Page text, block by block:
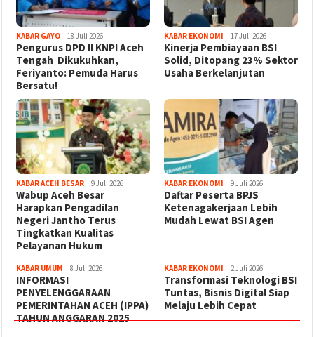
KABAR GAYO 18 Juli 2026
‎Pengurus DPD II KNPI Aceh
Tengah Dikukuhkan,
Feriyanto: Pemuda Harus
Bersatu!
KABAR EKONOMI 17 Juli 2026
Kinerja Pembiayaan BSI
Solid, Ditopang 23% Sektor
Usaha Berkelanjutan
KABAR ACEH BESAR 9 Juli 2026
Wabup Aceh Besar
Harapkan Pengadilan
Negeri Jantho Terus
Tingkatkan Kualitas
Pelayanan Hukum
KABAR EKONOMI 9 Juli 2026
Daftar Peserta BPJS
Ketenagakerjaan Lebih
Mudah Lewat BSI Agen
KABAR UMUM 8 Juli 2026
INFORMASI
PENYELENGGARAAN
PEMERINTAHAN ACEH (IPPA)
TAHUN ANGGARAN 2025
KABAR EKONOMI 2 Juli 2026
Transformasi Teknologi BSI
Tuntas, Bisnis Digital Siap
Melaju Lebih Cepat